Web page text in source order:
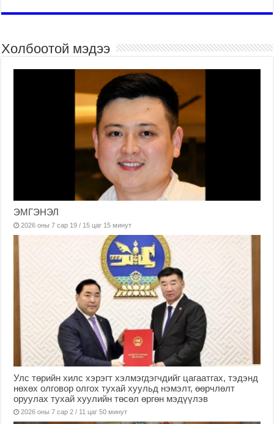
Холбоотой мэдээ
ЭМГЭНЭЛ
2026 оны 7 сар 19 / 15 цаг 15 минут
Улс төрийн хилс хэрэгт хэлмэгдэгчдийг цагаатгах, тэдэнд
нөхөх олговор олгох тухай хуульд нэмэлт, өөрчлөлт
оруулах тухай хуулийн төсөл өргөн мэдүүлэв
2026 оны 7 сар 2 / 11 цаг 50 минут